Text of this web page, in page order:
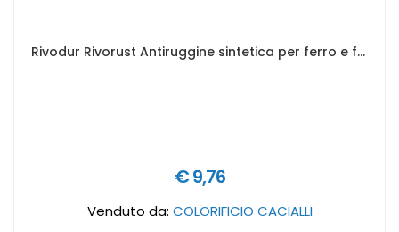
Rivodur Rivorust Antiruggine sintetica per ferro e fondo per legno - Colore: Grigio, Formato in litri: 0,5 lt
€ 9,76
Venduto da: COLORIFICIO CACIALLI